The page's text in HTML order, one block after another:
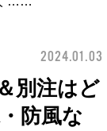
2024.01.03
別注はど
防風な